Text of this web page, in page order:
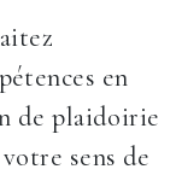
en
de plaidoirie
sens de